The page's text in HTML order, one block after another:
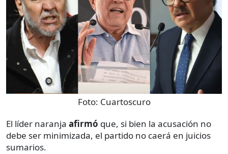
Foto: Cuartoscuro
El líder naranja afirmó que, si bien la acusación no
debe ser minimizada, el partido no caerá en juicios
sumarios.